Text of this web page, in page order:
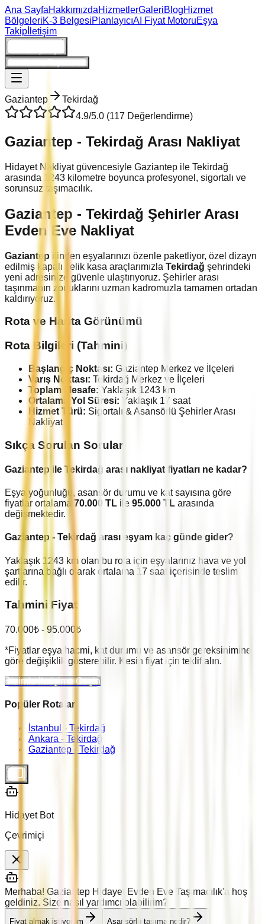
Ana SayfaHakkımızdaHizmetlerGaleriBlogHizmet
BölgeleriK-3 BelgesiPlanlayıcıAI Fiyat MotoruEşya
Takip İletişim
Gaziantep
Tekirdağ
4.9/5.0 (117 Değerlendirme)
Gaziantep - Tekirdağ Arası Nakliyat
Hidayet Nakliyat güvencesiyle Gaziantep ile Tekirdağ
arasında 1243 kilometre boyunca profesyonel, sigortalı ve
sorunsuz taşımacılık.
Gaziantep - Tekirdağ Şehirler Arası
Evden Eve Nakliyat
Gaziantep ilinden eşyalarınızı özenle paketliyor, özel dizayn
edilmiş kapalı çelik kasa araçlarımızla Tekirdağ şehrindeki
yeni adresinize güvenle ulaştırıyoruz. Şehirler arası
taşınmanın zorluklarını uzman kadromuzla tamamen ortadan
kaldırıyoruz.
Rota ve Harita Görünümü
Rota Bilgileri (Tahmini)
Başlangıç Noktası: Gaziantep Merkez ve İlçeleri
Varış Noktası: Tekirdağ Merkez ve İlçeleri
Toplam Mesafe: Yaklaşık 1243 km
Ortalama Yol Süresi: Yaklaşık 17 saat
Hizmet Türü: Sigortalı & Asansörlü Şehirler Arası
Nakliyat
Sıkça Sorulan Sorular
Gaziantep ile Tekirdağ arası nakliyat fiyatları ne kadar?
Eşya yoğunluğu, asansör durumu ve kat sayısına göre
fiyatlar ortalama 70.000 TL ile 95.000 TL arasında
değişmektedir.
Gaziantep - Tekirdağ arası eşyam kaç günde gider?
Yaklaşık 1243 km olan bu rota için eşyalarınız hava ve yol
şartlarına bağlı olarak ortalama 17 saat içerisinde teslim
edilir.
Tahmini Fiyat
70.000₺ - 95.000₺
*Fiyatlar eşya hacmi, kat durumu ve asansör gereksinimine
göre değişiklik gösterebilir. Kesin fiyat için teklif alın.
Bizimle İletişime Geçin
Popüler Rotalar
İstanbul - Tekirdağ
Ankara - Tekirdağ
Gaziantep - Tekirdağ
Hidayet Bot
Çevrimiçi
Merhaba! Gaziantep Hidayet Evden Eve Taşımacılık'a hoş
geldiniz. Size nasıl yardımcı olabilirim?
Fiyat almak istiyorum Asansörlü taşıma nedir?